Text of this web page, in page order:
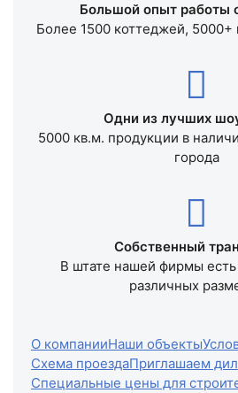
Большой опыт работы
Более 1500 коттеджей, 5000+
Одни из лучших
5000 кв.м. продукции в
города
Собственный
В штате нашей фирмы
различных
О компанииНаши объекты
Схема проездаПриглашаем
Специальные цены для